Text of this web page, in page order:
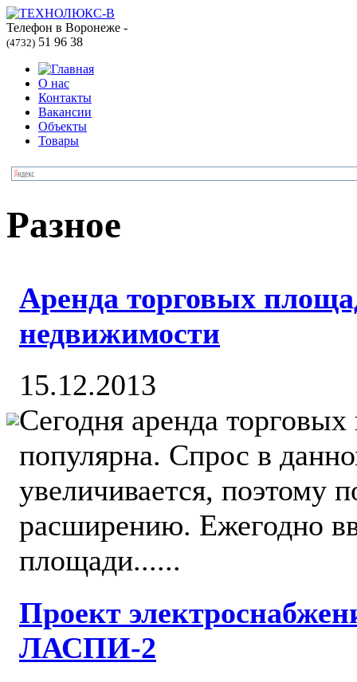
Телефон в Воронеже -
(4732) 51 96 38
О нас
Контакты
Вакансии
Объекты
Товары
Разное
Аренда торговых
недвижимости
15.12.2013
Сегодня аренда
популярна. Спрос в
увеличивается, поэтому
расширению. Ежегодно
площади......
Проект
ЛАСПИ-2